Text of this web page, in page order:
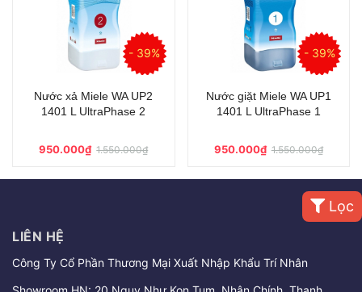
- 39%
Nước xả Miele WA UP2
1401 L UltraPhase 2
950.000₫1.550.000₫
- 39%
Nước giặt Miele WA UP1
1401 L UltraPhase 1
950.000₫ 1.550.000₫
Lọc
LIÊN HỆ
Công Ty Cổ Phần Thương Mại Xuất Nhập Khẩu Trí Nhân